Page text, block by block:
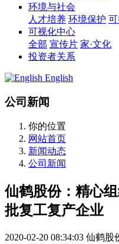
环境与社会
人才培养 环境保护
可视化中心
全部 宣传片 家·文化
投资者关系
English
公司新闻
你的位置
网站首页
新闻动态
公司新闻
仙鹤股份：精心
批复工复产企业
2020-02-20 08:34:03 仙鹤股